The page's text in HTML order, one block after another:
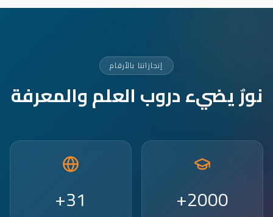
إنجازاتنا بالأرقام
نورٌ يضيء دروب العلم والمعرفة
2000+
31+